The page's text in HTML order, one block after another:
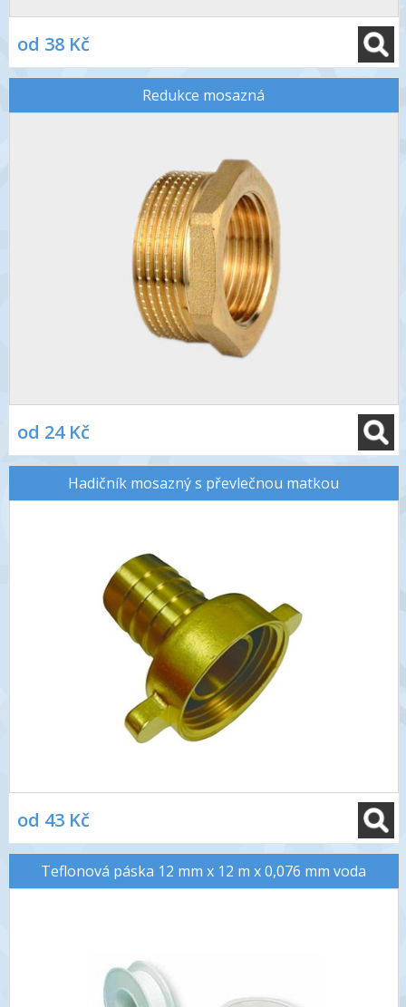
od 38 Kč
Redukce mosazná
od 24 Kč
Hadičník mosazný s převlečnou matkou
od 43 Kč
Teflonová páska 12 mm x 12 m x 0,076 mm voda